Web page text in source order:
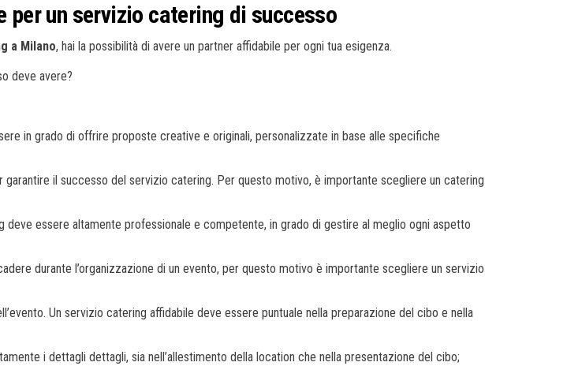
un servizio catering di successo
a Milano, hai la possibilità di avere un partner affidabile per ogni tua esigenza.
deve avere?
in grado di offrire proposte creative e originali, personalizzate in base alle specifiche
il successo del servizio catering. Per questo motivo, è importante scegliere un catering
deve essere altamente professionale e competente, in grado di gestire al meglio ogni aspetto
durante l’organizzazione di un evento, per questo motivo è importante scegliere un servizio
Un servizio catering affidabile deve essere puntuale nella preparazione del cibo e nella
i dettagli dettagli, sia nell’allestimento della location che nella presentazione del cibo;